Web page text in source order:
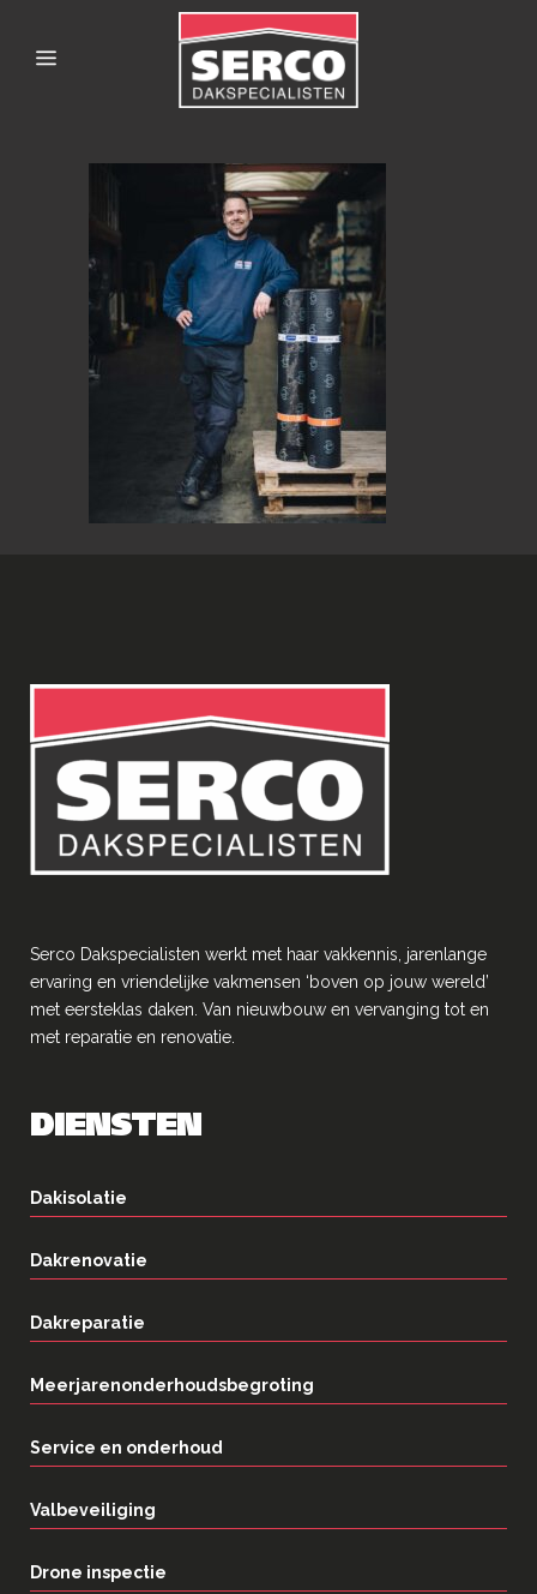
Serco Dakspecialisten werkt met haar vakkennis, jarenlange
ervaring en vriendelĳke vakmensen ‘boven op jouw wereld’
met eersteklas daken. Van nieuwbouw en vervanging tot en
met reparatie en renovatie.
DIENSTEN
Dakisolatie
Dakrenovatie
Dakreparatie
Meerjarenonderhoudsbegroting
Service en onderhoud
Valbeveiliging
Drone inspectie